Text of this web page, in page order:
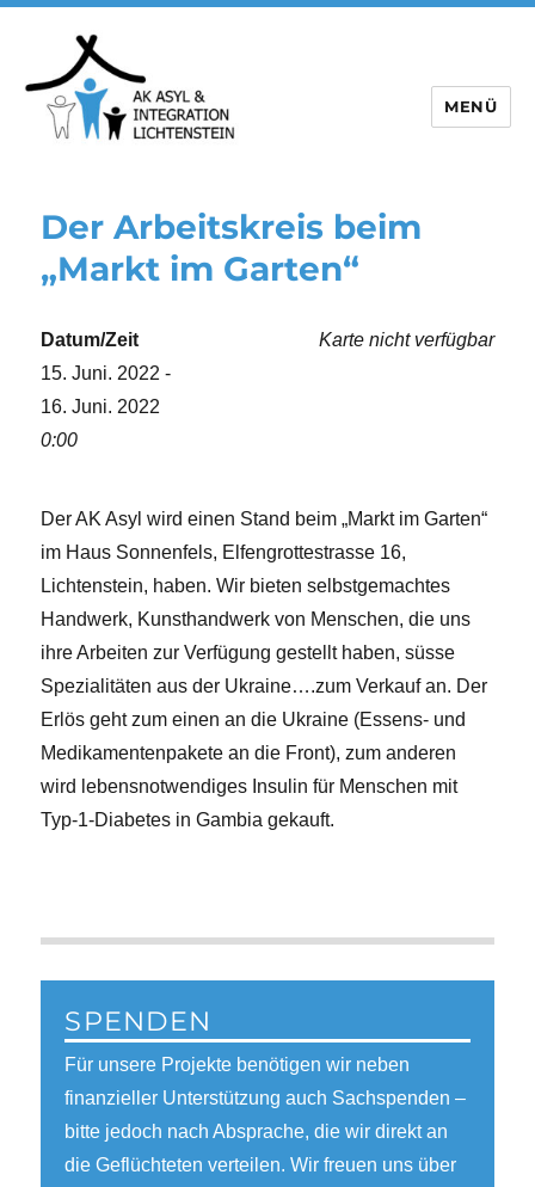
MENÜ
Der Arbeitskreis beim
„Markt im Garten“
Karte nicht verfügbar
Datum/Zeit
15. Juni. 2022 -
16. Juni. 2022
0:00
Der AK Asyl wird einen Stand beim „Markt im Garten“
im Haus Sonnenfels, Elfengrottestrasse 16,
Lichtenstein, haben. Wir bieten selbstgemachtes
Handwerk, Kunsthandwerk von Menschen, die uns
ihre Arbeiten zur Verfügung gestellt haben, süsse
Spezialitäten aus der Ukraine….zum Verkauf an. Der
Erlös geht zum einen an die Ukraine (Essens- und
Medikamentenpakete an die Front), zum anderen
wird lebensnotwendiges Insulin für Menschen mit
Typ-1-Diabetes in Gambia gekauft.
SPENDEN
Für unsere Projekte benötigen wir neben
finanzieller Unterstützung auch Sachspenden –
bitte jedoch nach Absprache, die wir direkt an
die Geflüchteten verteilen. Wir freuen uns über